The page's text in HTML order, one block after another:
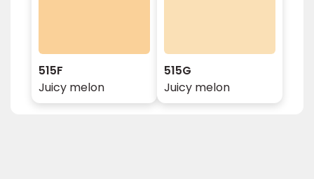
515F
Juicy melon
515G
Juicy melon